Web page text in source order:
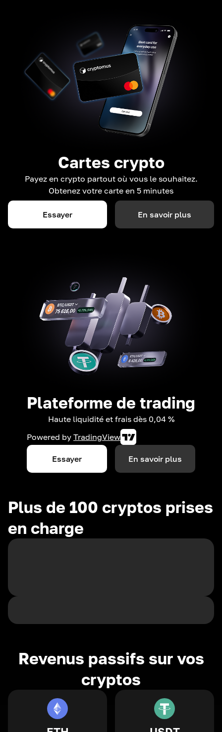
Cartes crypto
Payez en crypto partout où vous le souhaitez.
Obtenez votre carte en 5 minutes
Essayer En savoir plus
Plateforme de trading
Haute liquidité et frais dès 0,04 %
Powered by TradingView
Essayer En savoir plus
Plus de 100 cryptos prises
en charge
Revenus passifs sur vos
cryptos